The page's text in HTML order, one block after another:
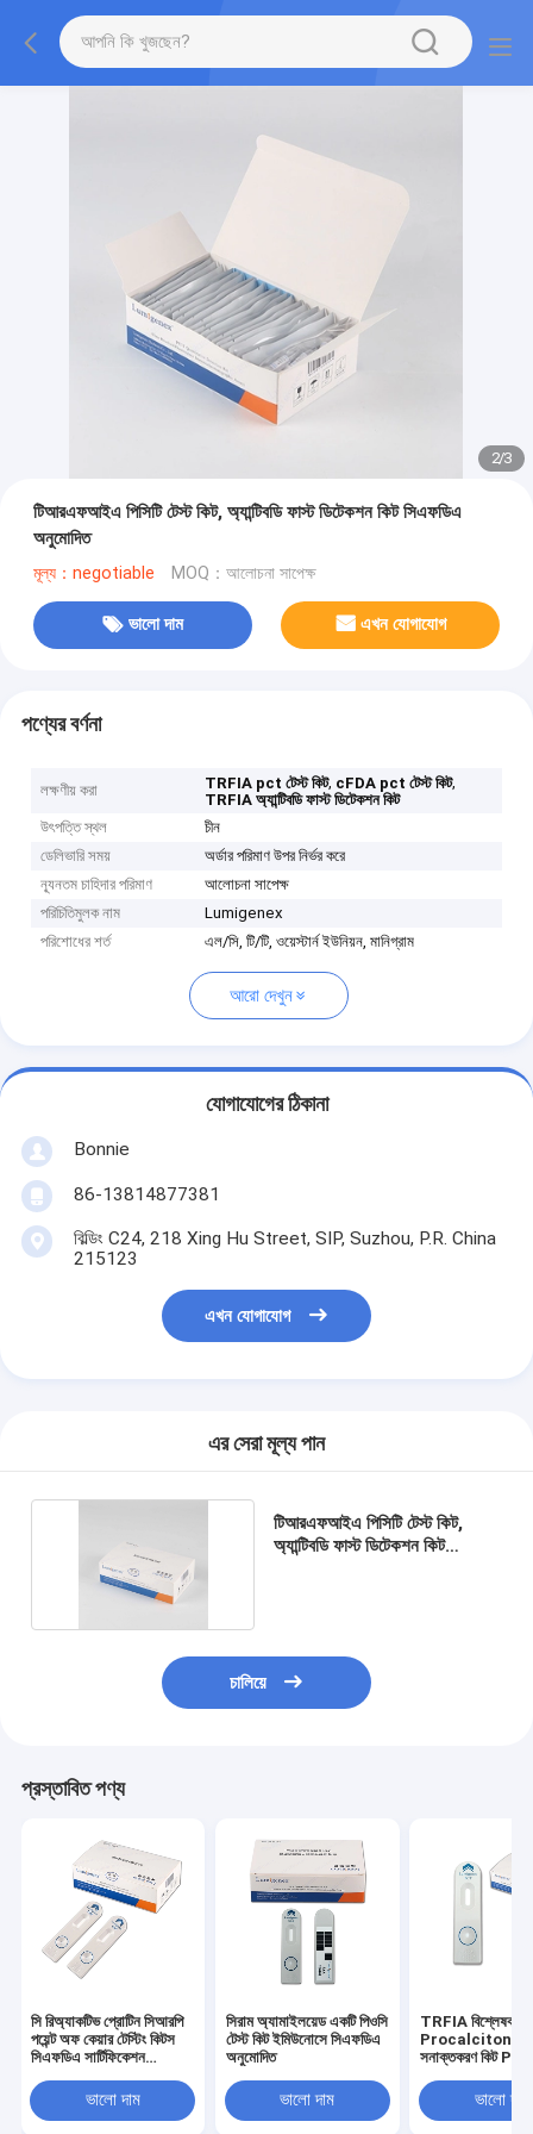
2/3
টিআরএফআইএ পিসিটি টেস্ট কিট, অ্যান্টিবডি ফাস্ট ডিটেকশন কিট সিএফডিএ
অনুমোদিত
মূল্য：negotiable MOQ：আলোচনা সাপেক্ষ
ভালো দাম এখন যোগাযোগ
পণ্যের বর্ণনা
লক্ষণীয় করা TRFIA pct টেস্ট কিট, cFDA pct টেস্ট কিট,
TRFIA অ্যান্টিবডি ফাস্ট ডিটেকশন কিট
উৎপত্তি স্থল
চীন
ডেলিভারি সময়
অর্ডার পরিমাণ উপর নির্ভর করে
ন্যূনতম চাহিদার পরিমাণ
আলোচনা সাপেক্ষ
পরিচিতিমুলক নাম
Lumigenex
পরিশোধের শর্ত
এল/সি, টি/টি, ওয়েস্টার্ন ইউনিয়ন, মানিগ্রাম
আরো দেখুন
যোগাযোগের ঠিকানা
Bonnie
86-13814877381
বিল্ডিং C24, 218 Xing Hu Street, SIP, Suzhou, P.R. China
215123
এখন যোগাযোগ
এর সেরা মূল্য পান
টিআরএফআইএ পিসিটি টেস্ট কিট,
অ্যান্টিবডি ফাস্ট ডিটেকশন কিট
চালিয়ে
প্রস্তাবিত পণ্য
সি রিঅ্যাকটিভ প্রোটিন সিআরপি
পয়েন্ট অফ কেয়ার টেস্টিং কিটস
সিএফডিএ সার্টিফিকেশন
ভালো দাম
সিরাম অ্যামাইলয়েড একটি পিওসি
টেস্ট কিট ইমিউনোসে সিএফডিএ
অনুমোদিত
ভালো দাম
TRFIA বিশ্লেষক
Procalcitonin
সনাক্তকরণ কিট PCT
ভালো দাম